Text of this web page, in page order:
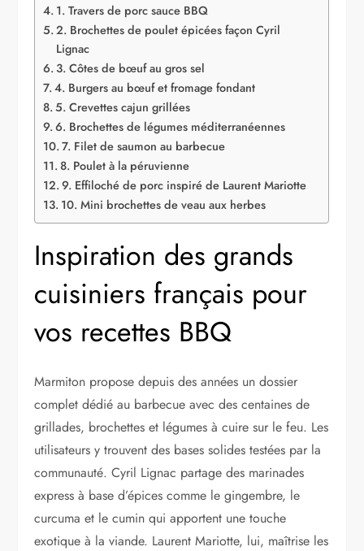
1. Travers de porc sauce BBQ
2. Brochettes de poulet épicées façon Cyril
Lignac
3. Côtes de bœuf au gros sel
4. Burgers au bœuf et fromage fondant
5. Crevettes cajun grillées
6. Brochettes de légumes méditerranéennes
7. Filet de saumon au barbecue
8. Poulet à la péruvienne
9. Effiloché de porc inspiré de Laurent Mariotte
10. Mini brochettes de veau aux herbes
Inspiration des grands
cuisiniers français pour
vos recettes BBQ
Marmiton propose depuis des années un dossier
complet dédié au barbecue avec des centaines de
grillades, brochettes et légumes à cuire sur le feu. Les
utilisateurs y trouvent des bases solides testées par la
communauté. Cyril Lignac partage des marinades
express à base d’épices comme le gingembre, le
curcuma et le cumin qui apportent une touche
exotique à la viande. Laurent Mariotte, lui, maîtrise les